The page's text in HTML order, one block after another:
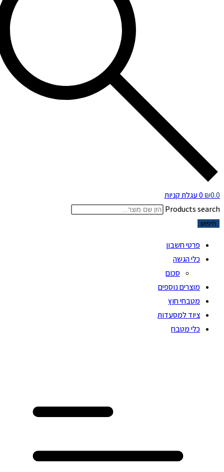
₪0.0
0 עגלת קניות
Products search
חיפוש
פרטי חשבון
כלי הגשה
סכום
מוצרים נוספים
מטבחי חוץ
ציוד למסעדות
כלי מטבח